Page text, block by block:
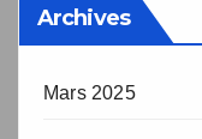
Archives
Mars 2025